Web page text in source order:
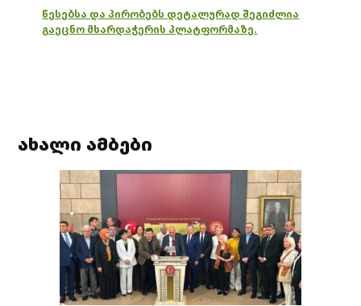
წესებსა და პირობებს დეტალურად შეგიძლია
გაეცნო მხარდაჭერის პლატფორმაზე.
ახალი ამბები